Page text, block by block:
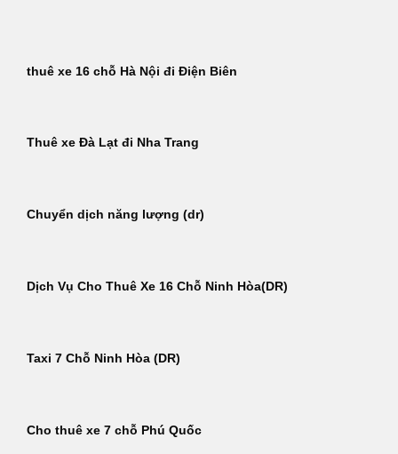
dungthuê xe 16 chỗ Hà Nội đi Điện Biên
Thuê xe Đà Lạt đi Nha Trang
Chuyển dịch năng lượng (dr)
Dịch Vụ Cho Thuê Xe 16 Chỗ Ninh Hòa(DR)
Taxi 7 Chỗ Ninh Hòa (DR)
Cho thuê xe 7 chỗ Phú Quốc